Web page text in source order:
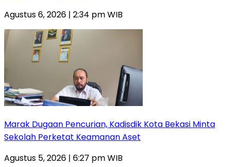
Agustus 6, 2026 | 2:34 pm WIB
‎Marak Dugaan Pencurian, Kadisdik Kota Bekasi Minta
Sekolah Perketat Keamanan Aset
Agustus 5, 2026 | 6:27 pm WIB